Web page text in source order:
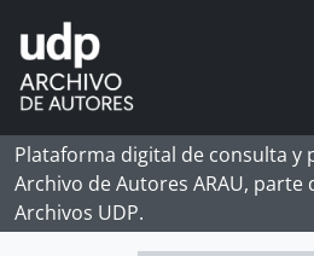
Skip to main content
Plataforma digital de consulta y
Archivo de Autores ARAU, parte
Archivos UDP.